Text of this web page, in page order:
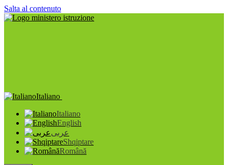
Salta al contenuto
Italiano
Italiano
English
عربى
Shqiptare
Română